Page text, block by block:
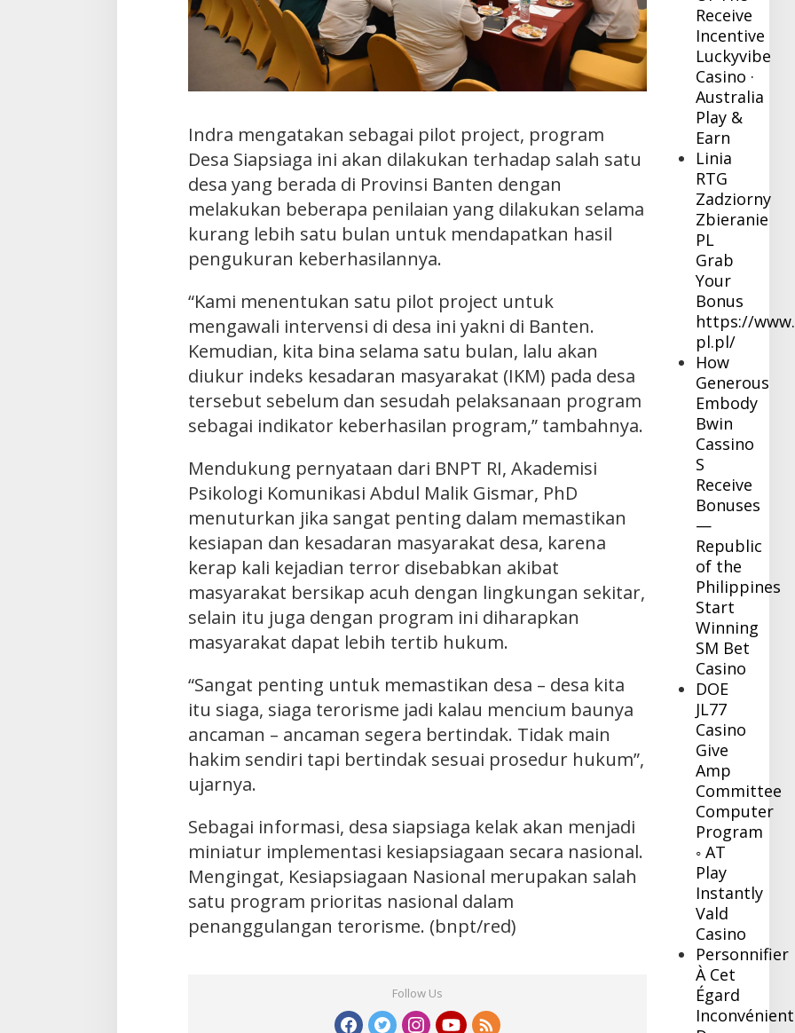
Indra mengatakan sebagai pilot project, program
Desa Siapsiaga ini akan dilakukan terhadap salah satu
desa yang berada di Provinsi Banten dengan
melakukan beberapa penilaian yang dilakukan selama
kurang lebih satu bulan untuk mendapatkan hasil
pengukuran keberhasilannya.
“Kami menentukan satu pilot project untuk
mengawali intervensi di desa ini yakni di Banten.
Kemudian, kita bina selama satu bulan, lalu akan
diukur indeks kesadaran masyarakat (IKM) pada desa
tersebut sebelum dan sesudah pelaksanaan program
sebagai indikator keberhasilan program,” tambahnya.
Mendukung pernyataan dari BNPT RI, Akademisi
Psikologi Komunikasi Abdul Malik Gismar, PhD
menuturkan jika sangat penting dalam memastikan
kesiapan dan kesadaran masyarakat desa, karena
kerap kali kejadian terror disebabkan akibat
masyarakat bersikap acuh dengan lingkungan sekitar,
selain itu juga dengan program ini diharapkan
masyarakat dapat lebih tertib hukum.
“Sangat penting untuk memastikan desa – desa kita
itu siaga, siaga terorisme jadi kalau mencium baunya
ancaman – ancaman segera bertindak. Tidak main
hakim sendiri tapi bertindak sesuai prosedur hukum”,
ujarnya.
Sebagai informasi, desa siapsiaga kelak akan menjadi
miniatur implementasi kesiapsiagaan secara nasional.
Mengingat, Kesiapsiagaan Nasional merupakan salah
satu program prioritas nasional dalam
penanggulangan terorisme. (bnpt/red)
Follow Us
Receive
Incentive
Luckyvibe
Casino ·
Australia
Play &
Earn
Linia
RTG
Zadziorny
Zbieranie
PL
Grab
Your
Bonus
https://
pl.pl/
How
Generous
Embody
Bwin
Cassino
S
Receive
Bonuses
—
Republic
of the
Philippines
Start
Winning
SM Bet
Casino
DOE
JL77
Casino
Give
Amp
Committee
Computer
Program
◦ AT
Play
Instantly
Vald
Casino
Personnifier
À Cet
Égard
Inconvénient